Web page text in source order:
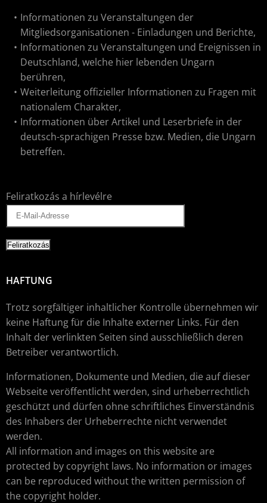
Informationen zu Veranstaltungen der
Mitgliedsorganisationen - Einladungen und Berichte,
Informationen zu Veranstaltungen und Ereignissen in
Deutschland, welche hier lebenden Ungarn
berühren,
Weiterleitung offizieller Informationen zu Fragen mit
nationalem Charakter,
Informationen über Artikel und Leserbriefe in der
deutsch-sprachigen Presse bzw. Medien, die Ungarn
betreffen.
Feliratkozás a hírlevélre
HAFTUNG
Trotz sorgfältiger inhaltlicher Kontrolle übernehmen wir
keine Haftung für die Inhalte externer Links. Für den
Inhalt der verlinkten Seiten sind ausschließlich deren
Betreiber verantwortlich.
Informationen, Dokumente und Medien, die auf dieser
Webseite veröffentlicht werden, sind urheberrechtlich
geschützt und dürfen ohne schriftliches Einverständnis
des Inhabers der Urheberrechte nicht verwendet
werden.
All information and images on this website are
protected by copyright laws. No information or images
can be reproduced without the written permission of
the copyright holder.